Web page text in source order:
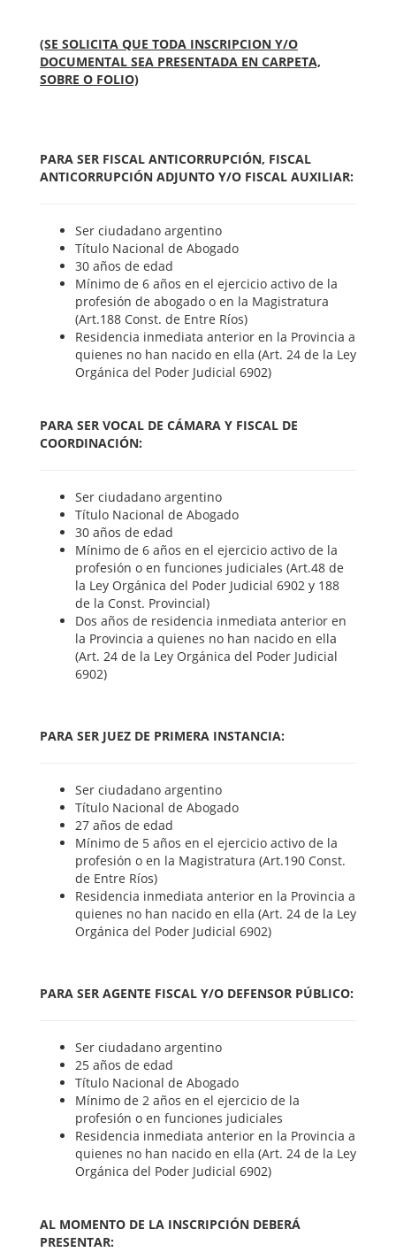
(SE SOLICITA QUE TODA INSCRIPCION Y/O
DOCUMENTAL SEA PRESENTADA EN CARPETA,
SOBRE O FOLIO)
PARA SER FISCAL ANTICORRUPCIÓN, FISCAL
ANTICORRUPCIÓN ADJUNTO Y/O FISCAL AUXILIAR:
Ser ciudadano argentino
Título Nacional de Abogado
30 años de edad
Mínimo de 6 años en el ejercicio activo de la
profesión de abogado o en la Magistratura
(Art.188 Const. de Entre Ríos)
Residencia inmediata anterior en la Provincia a
quienes no han nacido en ella (Art. 24 de la Ley
Orgánica del Poder Judicial 6902)
PARA SER VOCAL DE CÁMARA Y FISCAL DE
COORDINACIÓN:
Ser ciudadano argentino
Título Nacional de Abogado
30 años de edad
Mínimo de 6 años en el ejercicio activo de la
profesión o en funciones judiciales (Art.48 de
la Ley Orgánica del Poder Judicial 6902 y 188
de la Const. Provincial)
Dos años de residencia inmediata anterior en
la Provincia a quienes no han nacido en ella
(Art. 24 de la Ley Orgánica del Poder Judicial
6902)
PARA SER JUEZ DE PRIMERA INSTANCIA:
Ser ciudadano argentino
Título Nacional de Abogado
27 años de edad
Mínimo de 5 años en el ejercicio activo de la
profesión o en la Magistratura (Art.190 Const.
de Entre Ríos)
Residencia inmediata anterior en la Provincia a
quienes no han nacido en ella (Art. 24 de la Ley
Orgánica del Poder Judicial 6902)
PARA SER AGENTE FISCAL Y/O DEFENSOR PÚBLICO:
Ser ciudadano argentino
25 años de edad
Título Nacional de Abogado
Mínimo de 2 años en el ejercicio de la
profesión o en funciones judiciales
Residencia inmediata anterior en la Provincia a
quienes no han nacido en ella (Art. 24 de la Ley
Orgánica del Poder Judicial 6902)
AL MOMENTO DE LA INSCRIPCIÓN DEBERÁ
PRESENTAR: